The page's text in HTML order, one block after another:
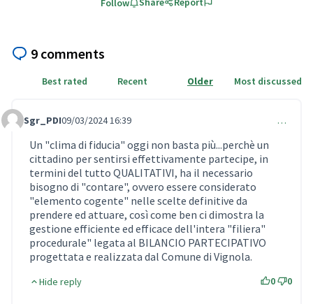
Follow
9 comments
Best rated Recent Older Most discussed
Comment 887
Sgr_PDI09/03/2024 16:39 …
Un "clima di fiducia" oggi non basta più...perchè un
cittadino per sentirsi effettivamente partecipe, in
termini del tutto QUALITATIVI, ha il necessario
bisogno di "contare", ovvero essere considerato
"elemento cogente" nelle scelte definitive da
prendere ed attuare, così come ben ci dimostra la
gestione efficiente ed efficace dell'intera "filiera"
procedurale" legata al BILANCIO PARTECIPATIVO
progettata e realizzata dal Comune di Vignola.
Hide reply 0 0